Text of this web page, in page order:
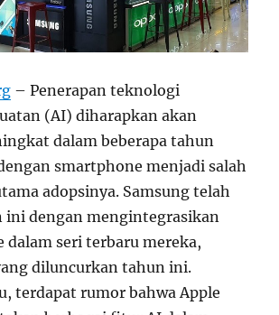
– Penerapan teknologi
(AI) diharapkan akan
dalam beberapa tahun
smartphone menjadi salah
adopsinya. Samsung telah
ini dengan mengintegrasikan
dalam seri terbaru mereka,
diluncurkan tahun ini.
terdapat rumor bahwa Apple